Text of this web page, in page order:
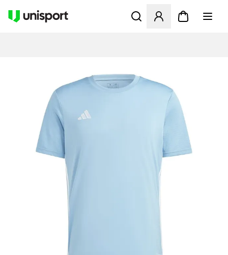
Åbner en Modal til at